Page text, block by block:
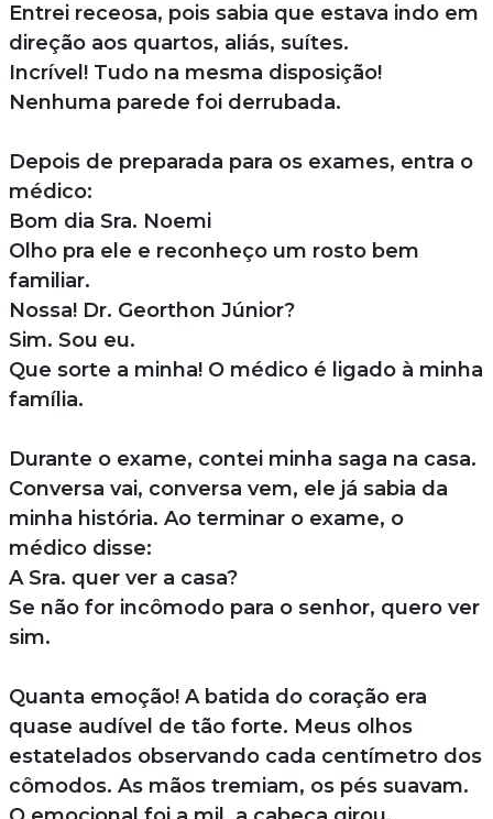
Entrei receosa, pois sabia que estava indo em
direção aos quartos, aliás, suítes.
Incrível! Tudo na mesma disposição!
Nenhuma parede foi derrubada.
Depois de preparada para os exames, entra o
médico:
Bom dia Sra. Noemi
Olho pra ele e reconheço um rosto bem
familiar.
Nossa! Dr. Georthon Júnior?
Sim. Sou eu.
Que sorte a minha! O médico é ligado à minha
família.
Durante o exame, contei minha saga na casa.
Conversa vai, conversa vem, ele já sabia da
minha história. Ao terminar o exame, o
médico disse:
A Sra. quer ver a casa?
Se não for incômodo para o senhor, quero ver
sim.
Quanta emoção! A batida do coração era
quase audível de tão forte. Meus olhos
estatelados observando cada centímetro dos
cômodos. As mãos tremiam, os pés suavam.